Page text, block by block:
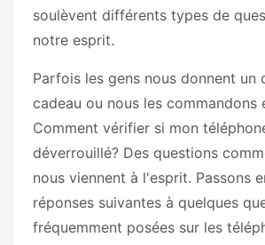
soulèvent différents types de
notre esprit.
Parfois les gens nous donnent un
cadeau ou nous les commandons
Comment vérifier si mon
déverrouillé? Des questions
nous viennent à l'esprit. Passons
réponses suivantes à quelques
fréquemment posées sur les